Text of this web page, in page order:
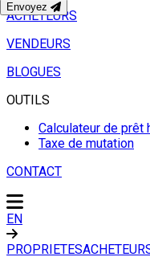
ACHETEURS
VENDEURS
BLOGUES
OUTILS
Calculateur de prêt
Taxe de mutation
CONTACT
EN
PROPRIETES
Envoyez